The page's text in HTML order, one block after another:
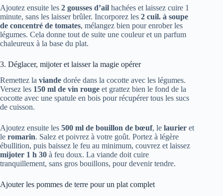
Ajoutez ensuite les 2 gousses d’ail hachées et laissez cuire 1
minute, sans les laisser brûler. Incorporez les 2 cuil. à soupe
de concentré de tomates, mélangez bien pour enrober les
légumes. Cela donne tout de suite une couleur et un parfum
chaleureux à la base du plat.
3. Déglacer, mijoter et laisser la magie opérer
Remettez la viande dorée dans la cocotte avec les légumes.
Versez les 150 ml de vin rouge et grattez bien le fond de la
cocotte avec une spatule en bois pour récupérer tous les sucs
de cuisson.
Ajoutez ensuite les 500 ml de bouillon de bœuf, le laurier et
le romarin. Salez et poivrez à votre goût. Portez à légère
ébullition, puis baissez le feu au minimum, couvrez et laissez
mijoter 1 h 30 à feu doux. La viande doit cuire
tranquillement, sans gros bouillons, pour devenir tendre.
Ajouter les pommes de terre pour un plat complet